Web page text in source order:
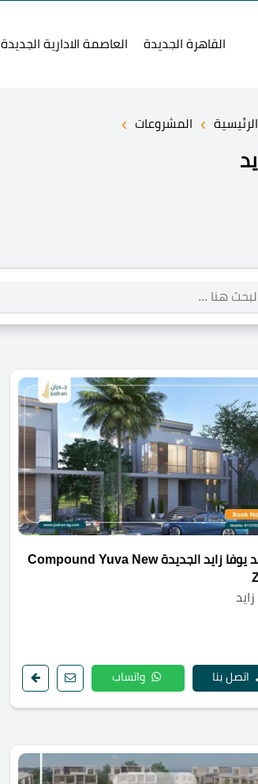
القاهرة الجديدة العاصمة الادارية الجديدة
› المشروعات ›
كمبوند يوفا زايد الجديدة Compound Yuva New
اتصل بنا واتساب